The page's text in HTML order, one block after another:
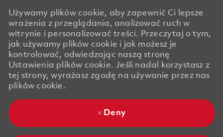
Używamy plików cookie, aby zapewnić Ci lepsze
wrażenia z przeglądania, analizować ruch w
witrynie i personalizować treści. Przeczytaj o tym,
jak używamy plików cookie i jak możesz je
kontrolować, odwiedzając naszą stronę
Ustawienia plików cookie. Jeśli nadal korzystasz z
tej strony, wyrażasz zgodę na używanie przez nas
plików cookie.
Deny